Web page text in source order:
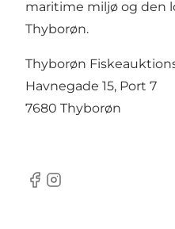
maritime miljø og den
Thyborøn.
Thyborøn
Havnegade 15, Port 7
7680 Thyborøn
Facebook
Instagram